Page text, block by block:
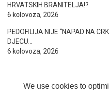
We use cookies to
HRVATSKIH BRANITELJA!?
6 kolovoza, 2026
PEDOFILIJA NIJE “NAPAD NA
DJECU…
6 kolovoza, 2026